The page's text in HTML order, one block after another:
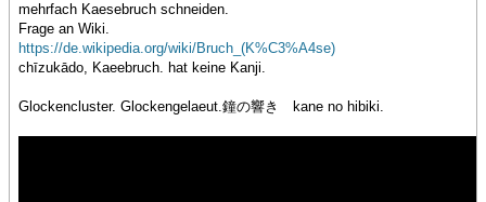
mehrfach Kaesebruch schneiden.
Frage an Wiki.
https://de.wikipedia.org/wiki/Bruch_(K%C3%A4se)
chīzukādo, Kaeebruch. hat keine Kanji.
Glockencluster. Glockengelaeut.鐘の響き kane no hibiki.